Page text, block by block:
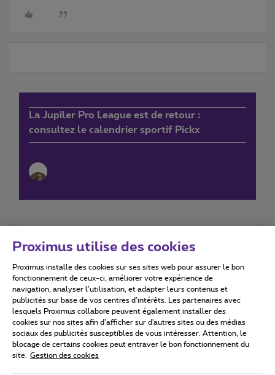
La Jupiler Pro League est de retour :
consultez le calendrier sportif Pickx
Conditions d'utilisation Accessibility statement
Tous droits réservés. © 2026
Conditions générales, info consommateur
Proximus utilise des cookies
Proximus installe des cookies sur ses sites web pour assurer le bon
fonctionnement de ceux-ci, améliorer votre expérience de
navigation, analyser l’utilisation, et adapter leurs contenus et
publicités sur base de vos centres d’intérêts. Les partenaires avec
lesquels Proximus collabore peuvent également installer des
cookies sur nos sites afin d’afficher sur d'autres sites ou des médias
sociaux des publicités susceptibles de vous intéresser. Attention, le
blocage de certains cookies peut entraver le bon fonctionnement du
site.
Gestion des cookies